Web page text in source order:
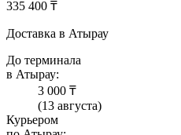
335 400 ₸
Доставка в Атырау
До терминала
в Атырау:
3 000 ₸
(13 августа)
Курьером